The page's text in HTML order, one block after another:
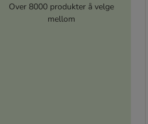
Over 8000 produkter å velge
mellom